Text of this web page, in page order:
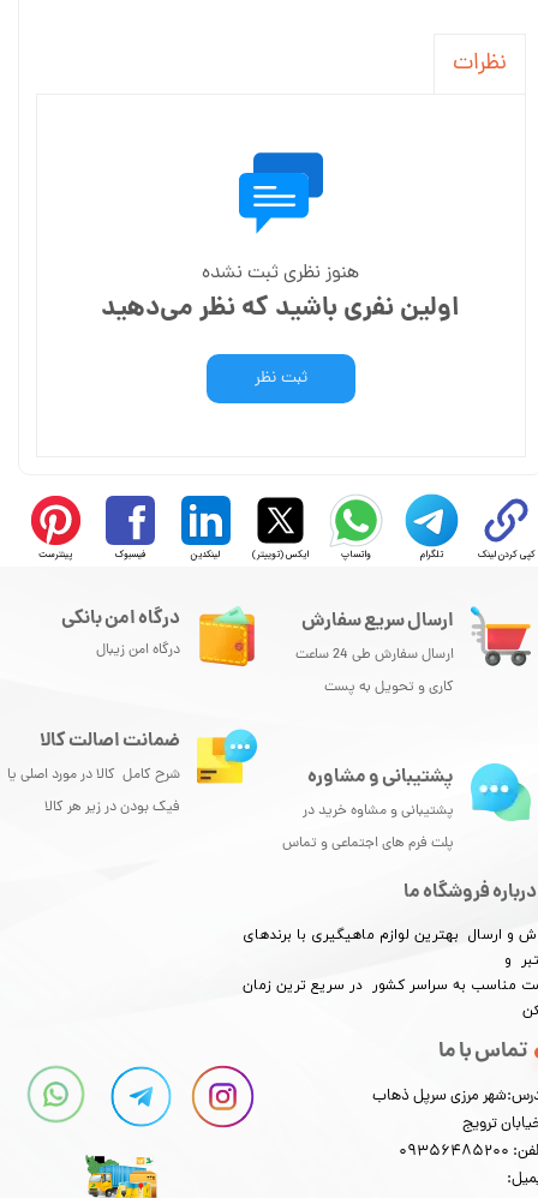
نظرات
هنوز نظری ثبت نشده
اولین نفری باشید که نظر می‌دهید
ثبت نظر
کپی کردن لینک تلگرام واتساپ ایکس (توییتر) لینکدین فیسبوک پینترست
ارسال سریع سفارش
ارسال سفارش طی 24 ساعت
کاری و تحویل به پست
درباره فروشگاه ما
و ارسال بهترین لوازم ماهیگیری با برندهای
و
مناسب به سراسر کشور در سریع ترین زمان
تماس با ما
مرزی سرپل ذهاب
ترویج
درگاه امن بانکی
درگاه امن زیبال
پشتیبانی و مشاوره
پشتیبانی و مشاوه خرید در
پلت فرم های اجتماعی و تماس
ضمانت اصالت کالا
شرح کامل کالا در مورد اصلی یا
فیک بودن در زیر هر کالا